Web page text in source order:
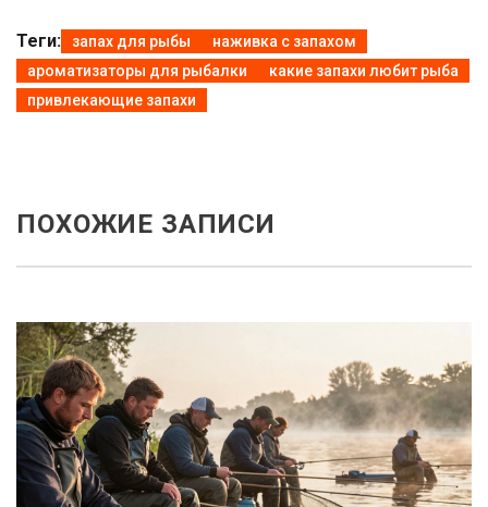
Теги: запах для рыбы
наживка с запахом
ароматизаторы для рыбалки
какие запахи любит рыба
привлекающие запахи
ПОХОЖИЕ ЗАПИСИ